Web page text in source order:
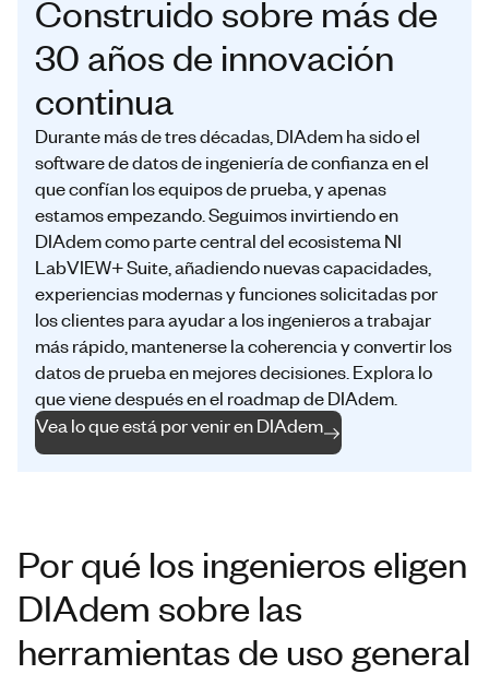
Construido sobre más de
30 años de innovación
continua
Durante más de tres décadas, DIAdem ha sido el
software de datos de ingeniería de confianza en el
que confían los equipos de prueba, y apenas
estamos empezando. Seguimos invirtiendo en
DIAdem como parte central del ecosistema NI
LabVIEW+ Suite, añadiendo nuevas capacidades,
experiencias modernas y funciones solicitadas por
los clientes para ayudar a los ingenieros a trabajar
más rápido, mantenerse la coherencia y convertir los
datos de prueba en mejores decisiones. Explora lo
que viene después en el roadmap de DIAdem.
Vea lo que está por venir en DIAdem
Por qué los ingenieros eligen
DIAdem sobre las
herramientas de uso general